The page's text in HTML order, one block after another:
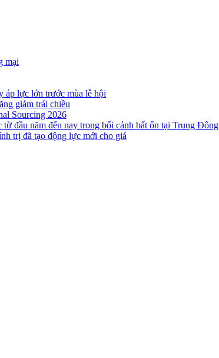
mại
áp lực lớn trước mùa lễ hội
giảm trái chiều
Sourcing 2026
đầu năm đến nay trong bối cảnh bất ổn tại Trung Đông
trị đã tạo động lực mới cho giá